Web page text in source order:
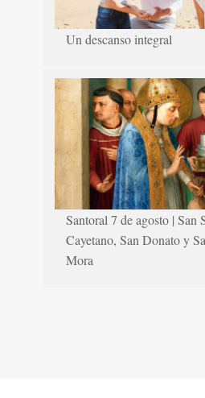
Un descanso integral
Santoral 7 de agosto | San
Cayetano, San Donato y
Mora